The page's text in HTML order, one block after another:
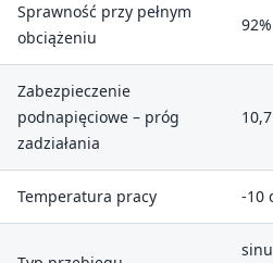
Sprawność przy pełnym
obciążeniu
92%
Zabezpieczenie
podnapięciowe – próg
zadziałania
Temperatura pracy -10